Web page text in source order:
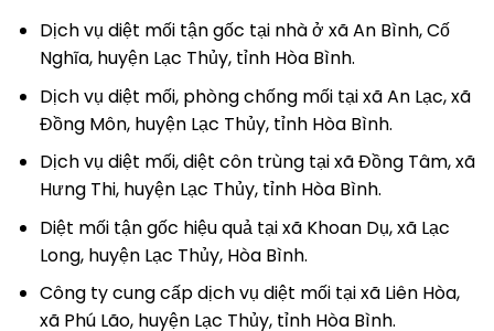
Dịch vụ diệt mối tận gốc tại nhà ở xã An Bình, Cố
Nghĩa, huyện Lạc Thủy, tỉnh Hòa Bình.
Dịch vụ diệt mối, phòng chống mối tại xã An Lạc, xã
Đồng Môn, huyện Lạc Thủy, tỉnh Hòa Bình.
Dịch vụ diệt mối, diệt côn trùng tại xã Đồng Tâm, xã
Hưng Thi, huyện Lạc Thủy, tỉnh Hòa Bình.
Diệt mối tận gốc hiệu quả tại xã Khoan Dụ, xã Lạc
Long, huyện Lạc Thủy, Hòa Bình.
Công ty cung cấp dịch vụ diệt mối tại xã Liên Hòa,
xã Phú Lão, huyện Lạc Thủy, tỉnh Hòa Bình.